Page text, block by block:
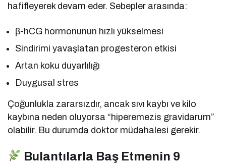
hafifleyerek devam eder. Sebepler arasında:
β-hCG hormonunun hızlı yükselmesi
Sindirimi yavaşlatan progesteron etkisi
Artan koku duyarlılığı
Duygusal stres
Çoğunlukla zararsızdır, ancak sıvı kaybı ve kilo
kaybına neden oluyorsa “hiperemezis gravidarum”
olabilir. Bu durumda doktor müdahalesi gerekir.
Bulantılarla Baş Etmenin 9